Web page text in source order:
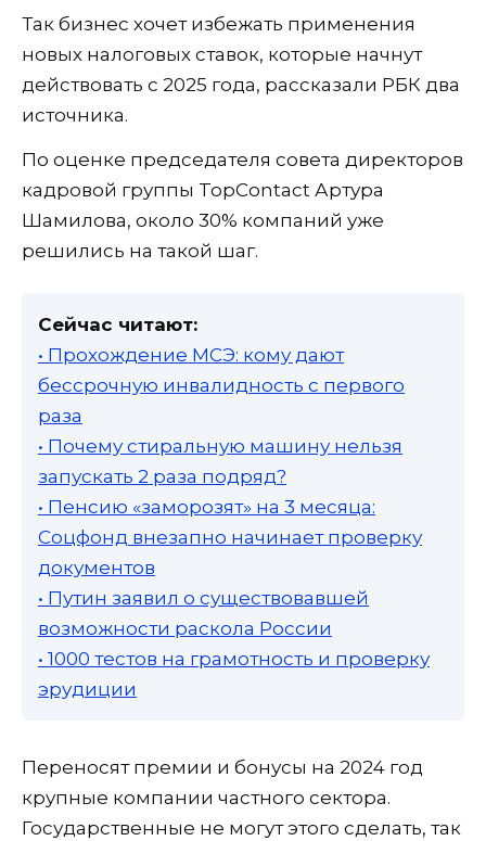
Так бизнес хочет избежать применения
новых налоговых ставок, которые начнут
действовать с 2025 года, рассказали РБК два
источника.
По оценке председателя совета директоров
кадровой группы TopContact Артура
Шамилова, около 30% компаний уже
решились на такой шаг.
Сейчас читают:
• Прохождение МСЭ: кому дают
бессрочную инвалидность с первого
раза
• Почему стиральную машину нельзя
запускать 2 раза подряд?
• Пенсию «заморозят» на 3 месяца:
Соцфонд внезапно начинает проверку
документов
• Путин заявил о существовавшей
возможности раскола России
• 1000 тестов на грамотность и проверку
эрудиции
Переносят премии и бонусы на 2024 год
крупные компании частного сектора.
Государственные не могут этого сделать, так